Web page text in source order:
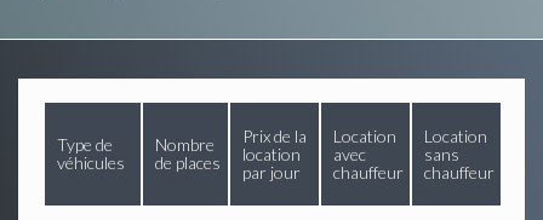
Type de
véhicules
Nombre
de places
Prix de la
location
par jour
Location
avec
chauffeur
Location
sans
chauffeur